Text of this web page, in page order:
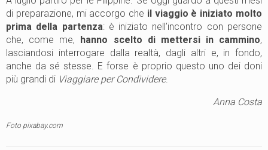
di preparazione, mi accorgo che il viaggio è iniziato molto
prima della partenza: è iniziato nell’incontro con persone
che, come me, hanno scelto di mettersi in cammino,
lasciandosi interrogare dalla realtà, dagli altri e, in fondo,
anche da sé stesse. E forse è proprio questo uno dei doni
più grandi di Viaggiare per Condividere.
Anna Costa
Foto pixabay.com